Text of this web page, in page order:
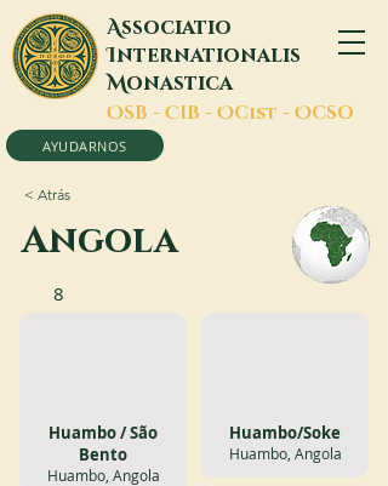
Associatio
Internationalis
Monastica
OSB - CIB - OCist - OCSO
AYUDARNOS
< Atrás
Angola
8
Huambo / São
Bento
Huambo, Angola
Huambo/Soke
Huambo, Angola